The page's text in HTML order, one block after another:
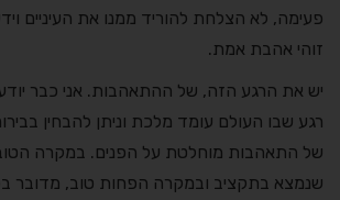
פעימה, לא הצלחת להוריד ממנו את העיניים
זוהי אהבת אמת.
יש את הרגע הזה, של ההתאהבות. אני כבר
רגע שבו העולם עומד מלכת וניתן להבחין
של התאהבות מוחלטת על הפנים. במקרה
שנמצא בתקציב ובמקרה הפחות טוב, מדובר